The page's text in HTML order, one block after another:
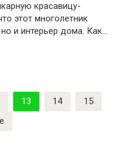
красавицу-
этот многолетник
и интерьер дома. Как…
13 14
15